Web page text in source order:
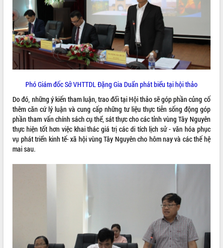
Thường trực HĐND tỉnh Đắk Lắk gặp
mặt Đoàn chuyên gia y tế TP. Hồ Chí
Minh
Lễ truy điệu và an táng hài cốt liệt sĩ
tại Nghĩa trang Liệt sĩ xã Sơn Hòa
Bàn giải pháp tháo gỡ khó khăn trong
xuất khẩu sầu riêng và triển khai quy
định EUDR
trường Nguyễn Hoàng Hiệp khảo sát
vùng trồng và doanh nghiệp đóng gói
sầu riêng tại Đắk Lắk
Trình diễn nghệ thuật chế biến các
món ăn từ sầu riêng
tiến đầu tư tỉnh
Diễn đàn Kinh tế tư nhân Việt Nam đột
cải cách hành chính tỉnh Đắk Lắk
THỐNG KÊ TRUY CẬP
Hôm nay: 33929
Tất cả:
66079252
Phó Giám đốc Sở VHTTDL Đặng Gia Duẩn phát biểu tại hội thảo
Do đó, những ý kiến tham luận, trao đổi tại Hội thảo sẽ góp phần củng cố
thêm căn cứ lý luận và cung cấp những tư liệu thực tiễn sống động góp
phần tham vấn chính sách cụ thể, sát thực cho các tỉnh vùng Tây Nguyên
thực hiện tốt hơn việc khai thác giá trị các di tích lịch sử - văn hóa phục
vụ phát triển kinh tế- xã hội vùng Tây Nguyên cho hôm nay và các thế hệ
mai sau.